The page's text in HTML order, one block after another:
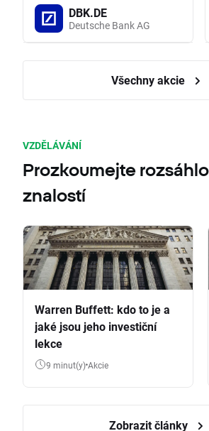
DBK.DE
Deutsche Bank AG
Všechny akcie
VZDĚLÁVÁNÍ
Prozkoumejte
znalostí
Warren Buffett: kdo to je a
jaké jsou jeho investiční
lekce
9 minut(y) Akcie
Zobrazit články